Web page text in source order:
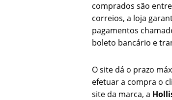
comprados são
correios, a loja
pagamentos
boleto bancário e
O site dá o prazo
efetuar a compra o
site da marca, a